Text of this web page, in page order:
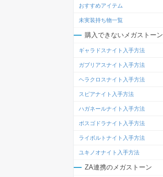
おすすめアイテム
未実装持ち物一覧
購入できないメガストーン
ギャラドスナイト入手方法
ガブリアスナイト入手方法
ヘラクロスナイト入手方法
スピアナイト入手方法
ハガネールナイト入手方法
ボスゴドラナイト入手方法
ライボルトナイト入手方法
ユキノオナイト入手方法
ZA連携のメガストーン